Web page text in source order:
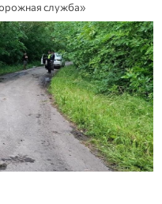
служба»